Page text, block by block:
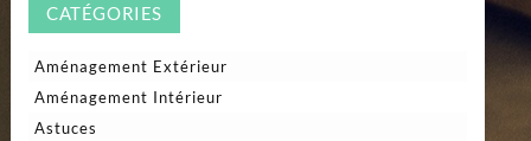
CATÉGORIES
Aménagement Extérieur
Aménagement Intérieur
Astuces